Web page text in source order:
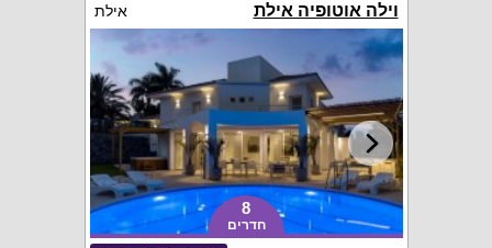
וילה אוטופיה אילת אילת
8
חדרים